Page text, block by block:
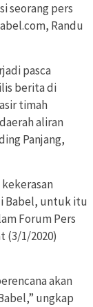
seorang pers
Randu
pasca
berita di
timah
aliran
Panjang,
Babel, untuk itu
Forum Pers
(3/1/2020)
akan
ungkap